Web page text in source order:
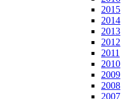
2015
2014
2013
2012
2011
2010
2009
2008
2007